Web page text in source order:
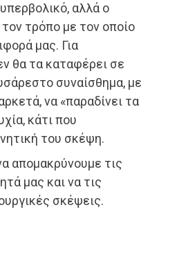
αλλά ο
τρόπο με τον οποίο
μας. Για
θα τα καταφέρει σε
συναίσθημα, με
να «παραδίνει τα
κάτι που
του σκέψη.
απομακρύνουμε τις
μας και να τις
σκέψεις.